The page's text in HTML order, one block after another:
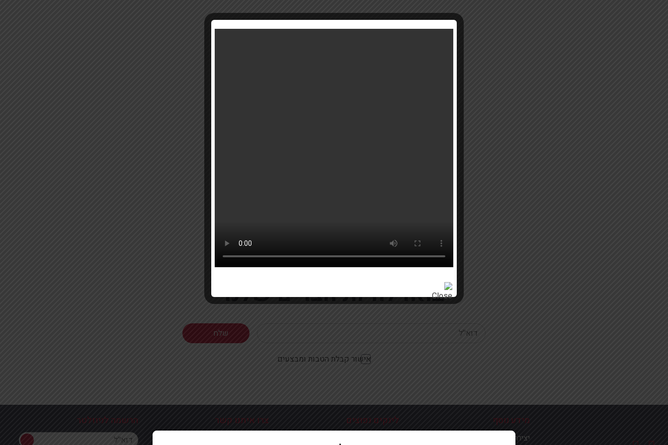
רוצים להתעדכן ראשונים על מבצעים והטבות?
בואו להיות חברים שלנו
Your email
אישור קבלת הטבות ומבצעים
מידע נוסף
יצירת קשר
לינקים נפוצים צרו איתנו קשר הרשמה לניוזלטר
הרשמה לניוזלטר